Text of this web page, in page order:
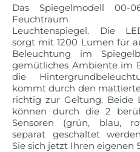
Das Spiegelmodell 00-
Feuchtraum
Leuchtenspiegel. Die
sorgt mit 1200 Lumen für
Beleuchtung im
gemütliches Ambiente im
die
kommt durch den
richtig zur Geltung. Beide
können durch die 2
Sensoren (grün, blau,
separat geschaltet
Sie sich jetzt Ihren eigenen